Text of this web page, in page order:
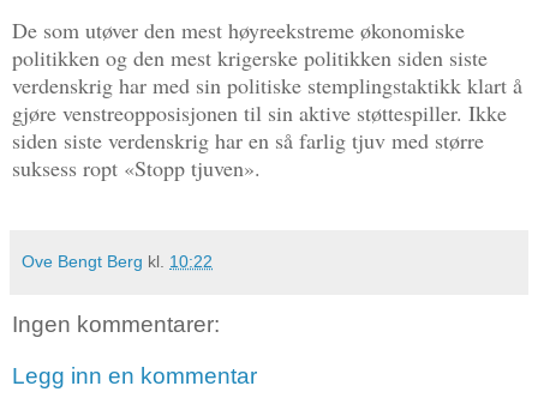
De som utøver den mest høyreekstreme økonomiske
politikken og den mest krigerske politikken siden siste
verdenskrig har med sin politiske stemplingstaktikk klart å
gjøre venstreopposisjonen til sin aktive støttespiller. Ikke
siden siste verdenskrig har en så farlig tjuv med større
suksess ropt «Stopp tjuven».
Ove Bengt Berg kl. 10:22
Ingen kommentarer:
Legg inn en kommentar